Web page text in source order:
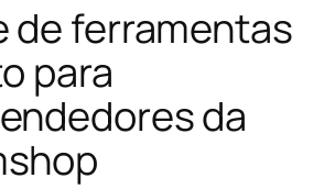
de ferramentas
para
da